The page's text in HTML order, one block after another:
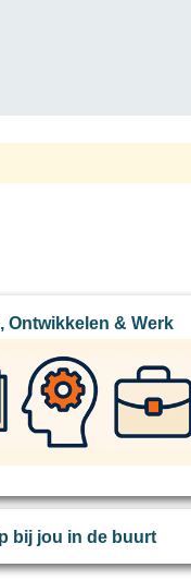
Ontwikkelen & Werk
bij jou in de buurt